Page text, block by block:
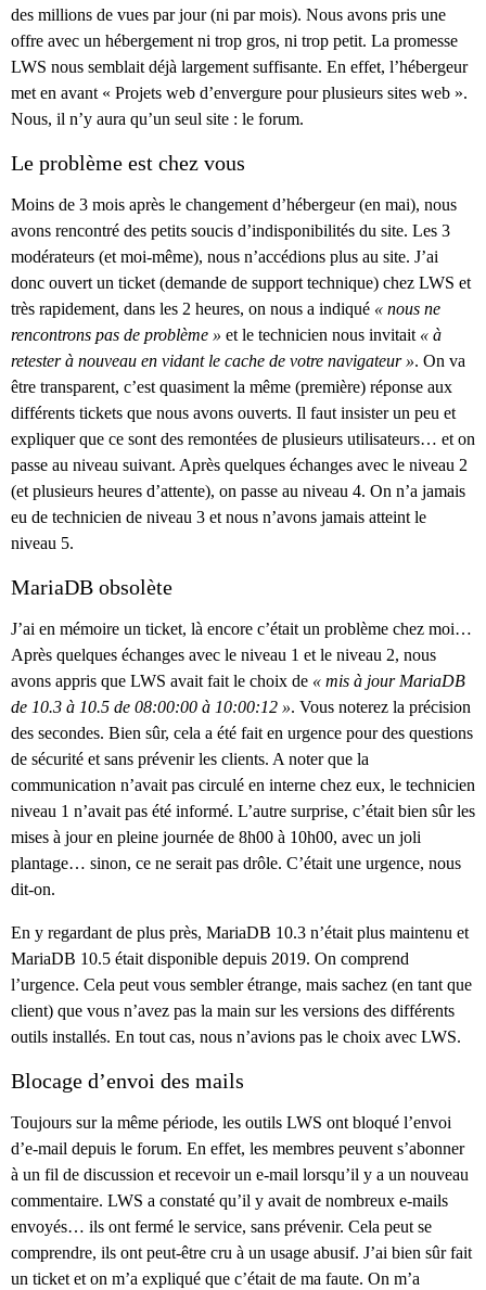
des millions de vues par jour (ni par mois). Nous avons pris une
offre avec un hébergement ni trop gros, ni trop petit. La promesse
LWS nous semblait déjà largement suffisante. En effet, l’hébergeur
met en avant « Projets web d’envergure pour plusieurs sites web ».
Nous, il n’y aura qu’un seul site : le forum.
Le problème est chez vous
Moins de 3 mois après le changement d’hébergeur (en mai), nous
avons rencontré des petits soucis d’indisponibilités du site. Les 3
modérateurs (et moi-même), nous n’accédions plus au site. J’ai
donc ouvert un ticket (demande de support technique) chez LWS et
très rapidement, dans les 2 heures, on nous a indiqué « nous ne
rencontrons pas de problème » et le technicien nous invitait « à
retester à nouveau en vidant le cache de votre navigateur ». On va
être transparent, c’est quasiment la même (première) réponse aux
différents tickets que nous avons ouverts. Il faut insister un peu et
expliquer que ce sont des remontées de plusieurs utilisateurs… et on
passe au niveau suivant. Après quelques échanges avec le niveau 2
(et plusieurs heures d’attente), on passe au niveau 4. On n’a jamais
eu de technicien de niveau 3 et nous n’avons jamais atteint le
niveau 5.
MariaDB obsolète
J’ai en mémoire un ticket, là encore c’était un problème chez moi…
Après quelques échanges avec le niveau 1 et le niveau 2, nous
avons appris que LWS avait fait le choix de « mis à jour MariaDB
de 10.3 à 10.5 de 08:00:00 à 10:00:12 ». Vous noterez la précision
des secondes. Bien sûr, cela a été fait en urgence pour des questions
de sécurité et sans prévenir les clients. A noter que la
communication n’avait pas circulé en interne chez eux, le technicien
niveau 1 n’avait pas été informé. L’autre surprise, c’était bien sûr les
mises à jour en pleine journée de 8h00 à 10h00, avec un joli
plantage… sinon, ce ne serait pas drôle. C’était une urgence, nous
dit-on.
En y regardant de plus près, MariaDB 10.3 n’était plus maintenu et
MariaDB 10.5 était disponible depuis 2019. On comprend
l’urgence. Cela peut vous sembler étrange, mais sachez (en tant que
client) que vous n’avez pas la main sur les versions des différents
outils installés. En tout cas, nous n’avions pas le choix avec LWS.
Blocage d’envoi des mails
Toujours sur la même période, les outils LWS ont bloqué l’envoi
d’e-mail depuis le forum. En effet, les membres peuvent s’abonner
à un fil de discussion et recevoir un e-mail lorsqu’il y a un nouveau
commentaire. LWS a constaté qu’il y avait de nombreux e-mails
envoyés… ils ont fermé le service, sans prévenir. Cela peut se
comprendre, ils ont peut-être cru à un usage abusif. J’ai bien sûr fait
un ticket et on m’a expliqué que c’était de ma faute. On m’a